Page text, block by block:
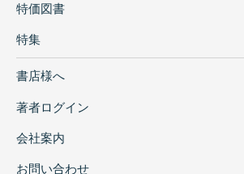
特価図書
特集
書店様へ
著者ログイン
会社案内
お問い合わせ